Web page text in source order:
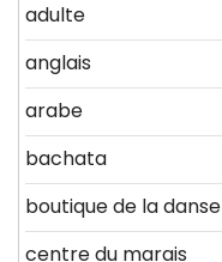
adulte
anglais
arabe
bachata
boutique de la danse
centre du marais